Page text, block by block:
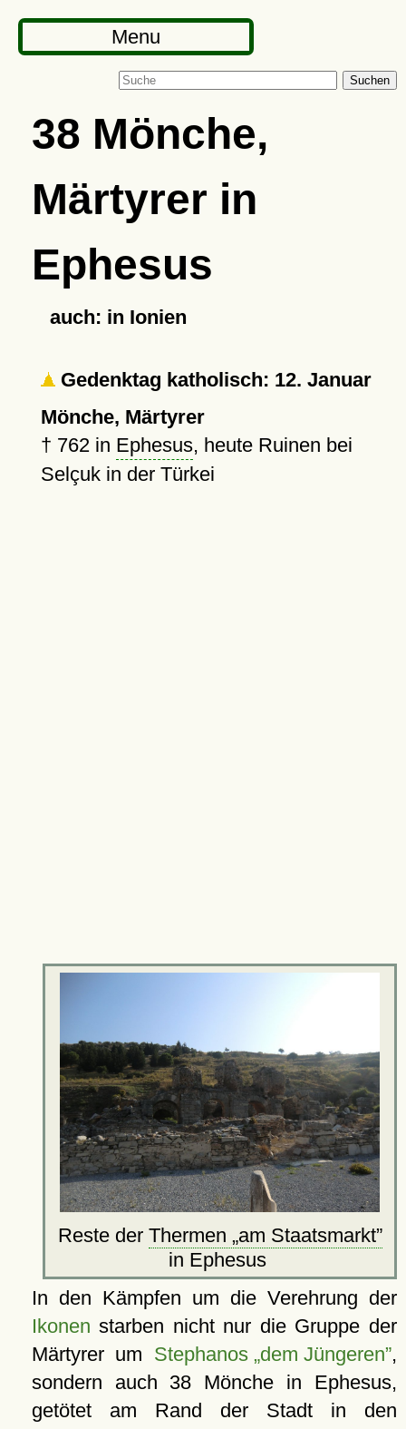
Menu
Suchen
38 Mönche,
Märtyrer in
Ephesus
auch: in Ionien
Gedenktag katholisch: 12. Januar
Mönche, Märtyrer
† 762in Ephesus, heute Ruinen bei
Selçuk in der Türkei
Reste der Thermen am Staatsmarkt
in Ephesus
In den Kämpfen um die Verehrung der
Ikonen starben nicht nur die Gruppe der
Märtyrer um Stephanos „dem Jüngeren”,
sondern auch 38 Mönche in Ephesus,
getötet am Rand der Stadt in den